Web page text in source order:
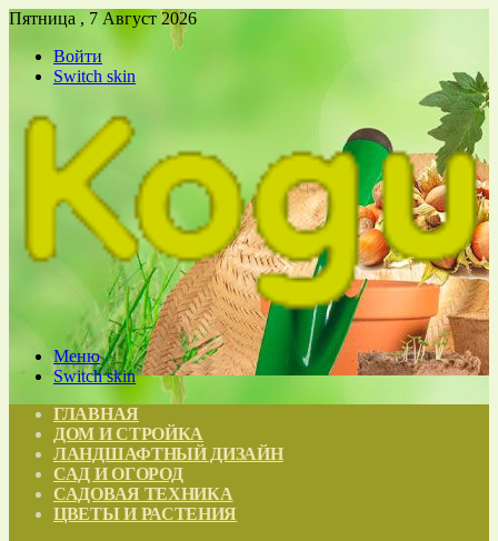
Пятница , 7 Август 2026
Войти
Switch skin
Меню
Switch skin
ГЛАВНАЯ
ДОМ И СТРОЙКА
ЛАНДШАФТНЫЙ ДИЗАЙН
САД И ОГОРОД
САДОВАЯ ТЕХНИКА
ЦВЕТЫ И РАСТЕНИЯ